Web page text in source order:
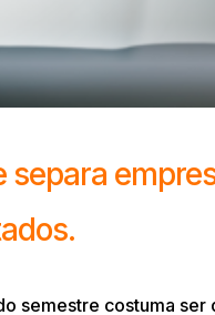
separa
semestre costuma